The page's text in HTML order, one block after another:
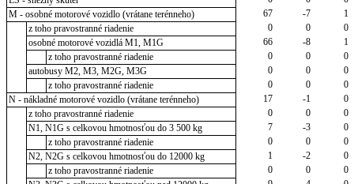
M - osobné motorové vozidlo (vrátane terénneho)
67 -7
1
z toho pravostranné riadenie
0 0
0
osobné motorové vozidlá M1, M1G
66 -8
1
z toho pravostranné riadenie
0 0
0
autobusy M2, M3, M2G, M3G
0 0
0
z toho pravostranné riadenie
0 0
0
N - nákladné motorové vozidlo (vrátane terénneho)
17 -1
0
z toho pravostranné riadenie
0 0
0
N1, N1G s celkovou hmotnosťou do 3 500 kg
7 -3
0
z toho pravostranné riadenie
0 0
0
N2, N2G s celkovou hmotnosťou do 12000 kg
1 -2
0
z toho pravostranné riadenie
0 0
0